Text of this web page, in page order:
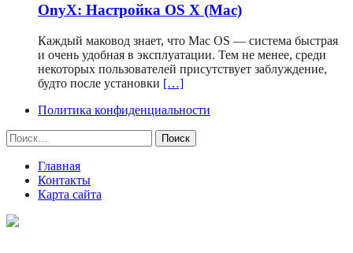
OnyX: Настройка OS X (Mac)
Каждый маковод знает, что Mac OS — система быстрая
и очень удобная в эксплуатации. Тем не менее, среди
некоторых пользователей присутствует заблуждение,
будто после установки […]
Политика конфиденциальности
Найти:
Главная
Контакты
Карта сайта